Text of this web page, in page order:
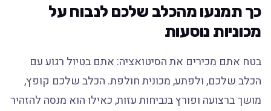
כך תמנעו מהכלב שלכם לנבוח על
מכוניות נוסעות
בטח אתם מכירים את הסיטואציה: אתם בטיול רגוע עם
הכלב שלכם, ולפתע, מכונית חולפת. הכלב שלכם קופץ,
מושך ברצועה ופורץ בנביחות עזות, כאילו הוא מנסה להזהיר